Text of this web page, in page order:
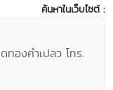
ค้นหาในเว็บไซต์ :
องคำเปลว โทร.